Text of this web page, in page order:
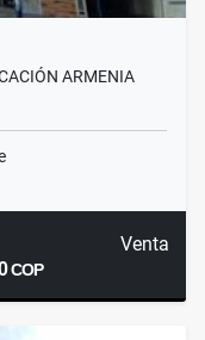
ARMENIA
Venta
COP